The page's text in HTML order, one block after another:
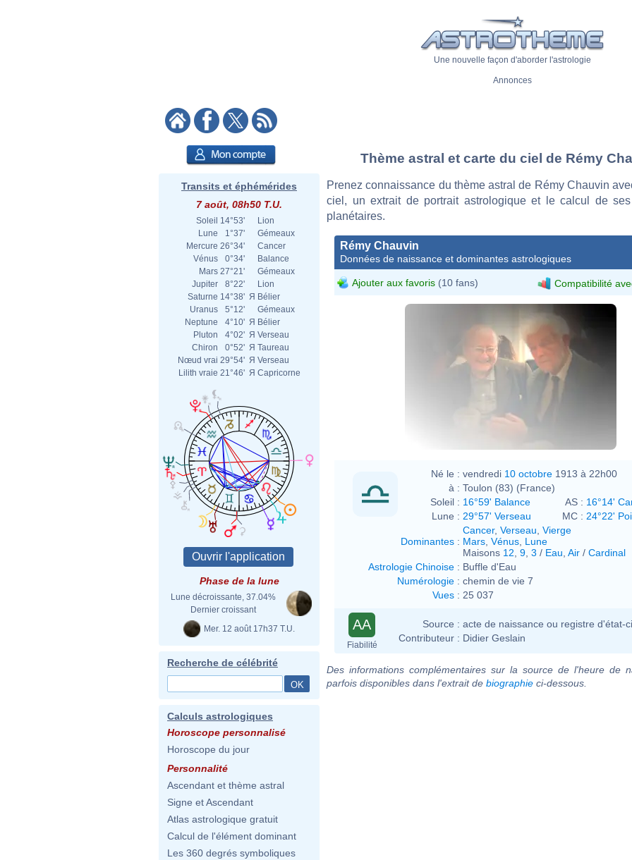
Une nouvelle façon d'aborder l'astrologie
Annonces
Transits et éphémérides
7 août, 08h50 T.U.
Soleil 14°53'
Lion
Lune
1°37'
Gémeaux
Mercure 26°34'
Cancer
Vénus
0°34'
Balance
Mars 27°21'
Gémeaux
Jupiter
8°22'
Lion
Saturne 14°38' Я Bélier
Uranus
5°12'
Gémeaux
Neptune
4°10' Я Bélier
Pluton
4°02' Я Verseau
Chiron
0°52' Я Taureau
Nœud vrai 29°54' Я Verseau
Lilith vraie 21°46' Я Capricorne
Phase de la lune
Lune décroissante, 37.04%
Dernier croissant
Mer. 12 août 17h37 T.U.
Recherche de célébrité
Calculs astrologiques
Horoscope personnalisé
Horoscope du jour
Personnalité
Ascendant et thème astral
Signe et Ascendant
Atlas astrologique gratuit
Calcul de l'élément dominant
Les 360 degrés symboliques
Thème astral et carte du ciel de Rémy
Prenez connaissance du thème astral de Rémy Chauvin
ciel, un extrait de portrait astrologique et le calcul de
planétaires.
Rémy Chauvin
Données de naissance et dominantes astrologiques
Ajouter aux favoris (10 fans) Compatibilité
Né le : vendredi 10 octobre 1913 à 22h00
à : Toulon (83) (France)
Soleil : 16°59' Balance AS : 16°14'
Lune : 29°57' Verseau MC : 24°22'
Dominantes :
Cancer, Verseau Vierge
Mars Vénus Lune
Maisons 12 9 3 / Eau Air / Cardinal
Astrologie Chinoise : Buffle d'Eau
Numérologie : chemin de vie 7
Vues : 25 037
AA
Fiabilité
Source : acte de naissance ou registre d'état-
Contributeur : Didier Geslain
Des informations complémentaires sur la source de l'heure de
parfois disponibles dans l'extrait de biographie ci-dessous.